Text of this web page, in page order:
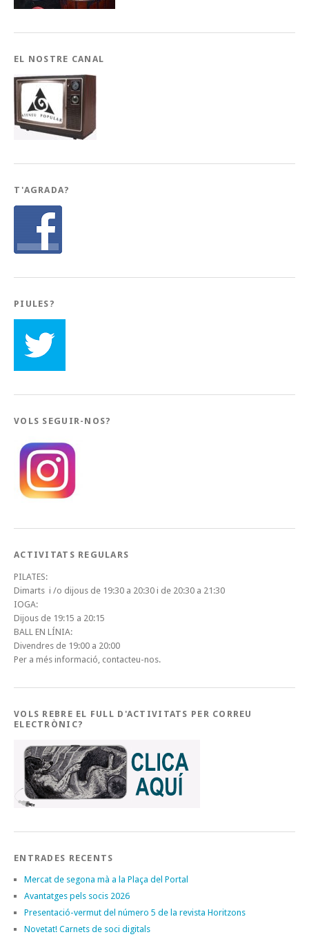
EL NOSTRE CANAL
T'AGRADA?
PIULES?
VOLS SEGUIR-NOS?
ACTIVITATS REGULARS
PILATES:
Dimarts i /o dijous de 19:30 a 20:30 i de 20:30 a 21:30
IOGA:
Dijous de 19:15 a 20:15
BALL EN LÍNIA:
Divendres de 19:00 a 20:00
Per a més informació, contacteu-nos.
VOLS REBRE EL FULL D'ACTIVITATS PER CORREU
ELECTRÒNIC?
ENTRADES RECENTS
Mercat de segona mà a la Plaça del Portal
Avantatges pels socis 2026
Presentació-vermut del número 5 de la revista Horitzons
Novetat! Carnets de soci digitals